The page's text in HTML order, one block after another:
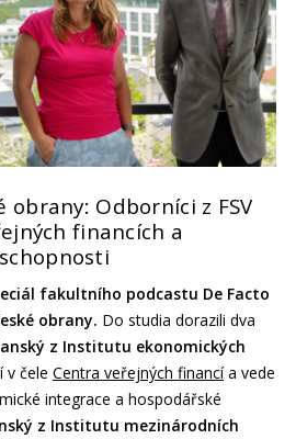
obrany: Odborníci z FSV
financích a
fakultního podcastu De Facto
obrany. Do studia dorazili dva
z Institutu ekonomických
v čele Centra veřejných financía vede
integrace a hospodářské
z Institutu mezinárodních